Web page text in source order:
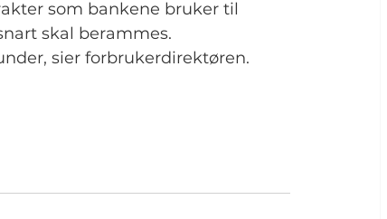
som bankene bruker til
skal berammes.
sier forbrukerdirektøren.